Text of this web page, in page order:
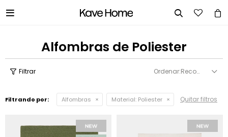
 
Alfombras de Poliester
Recomendados
Filtrando por: Alfombras Material: Poliester Quitar filtros